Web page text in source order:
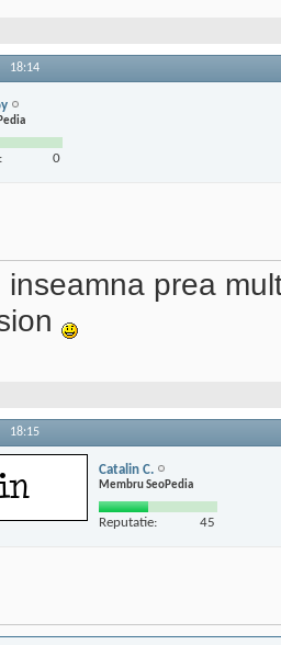
18:14
0
inseamna prea
18:15
Catalin C.
Membru SeoPedia
Reputatie: 45